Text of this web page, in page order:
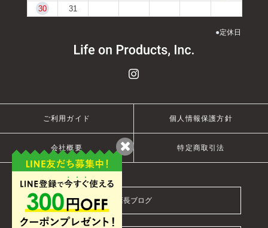
30
31
●定休日
ご利用ガイド 個人情報保護方針
会社概要 特定商取引法
店長ブログ